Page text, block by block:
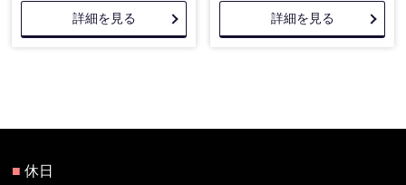
詳細を見る 詳細を見る
■ 休日